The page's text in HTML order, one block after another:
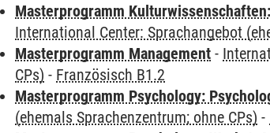
Masterprogramm
International Center: Sprachangebot
Masterprogramm Management -
CPs) - Französisch B1.2
Masterprogramm Psychology:
(ehemals Sprachenzentrum; ohne CPs) -